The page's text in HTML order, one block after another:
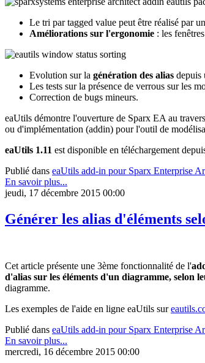
Le tri par tagged value peut être réalisé par
Améliorations sur l'ergonomie : les
Evolution sur la génération des alias depuis
Les tests sur la présence de verrous sur les
Correction de bugs mineurs.
eaUtils démontre l'ouverture de Sparx EA au
ou d'implémentation (addin) pour l'outil de
eaUtils 1.11 est disponible en téléchargement
Publié dans eaUtils add-in pour Sparx Enterprise
En savoir plus...
jeudi, 17 décembre 2015 00:00
Générer les alias d'éléments
Cet article présente une 3ème fonctionnalité de l'
d'alias sur les éléments d'un diagramme, selon
diagramme.
Les exemples de l'aide en ligne eaUtils sur
Publié dans eaUtils add-in pour Sparx Enterprise
En savoir plus...
mercredi, 16 décembre 2015 00:00